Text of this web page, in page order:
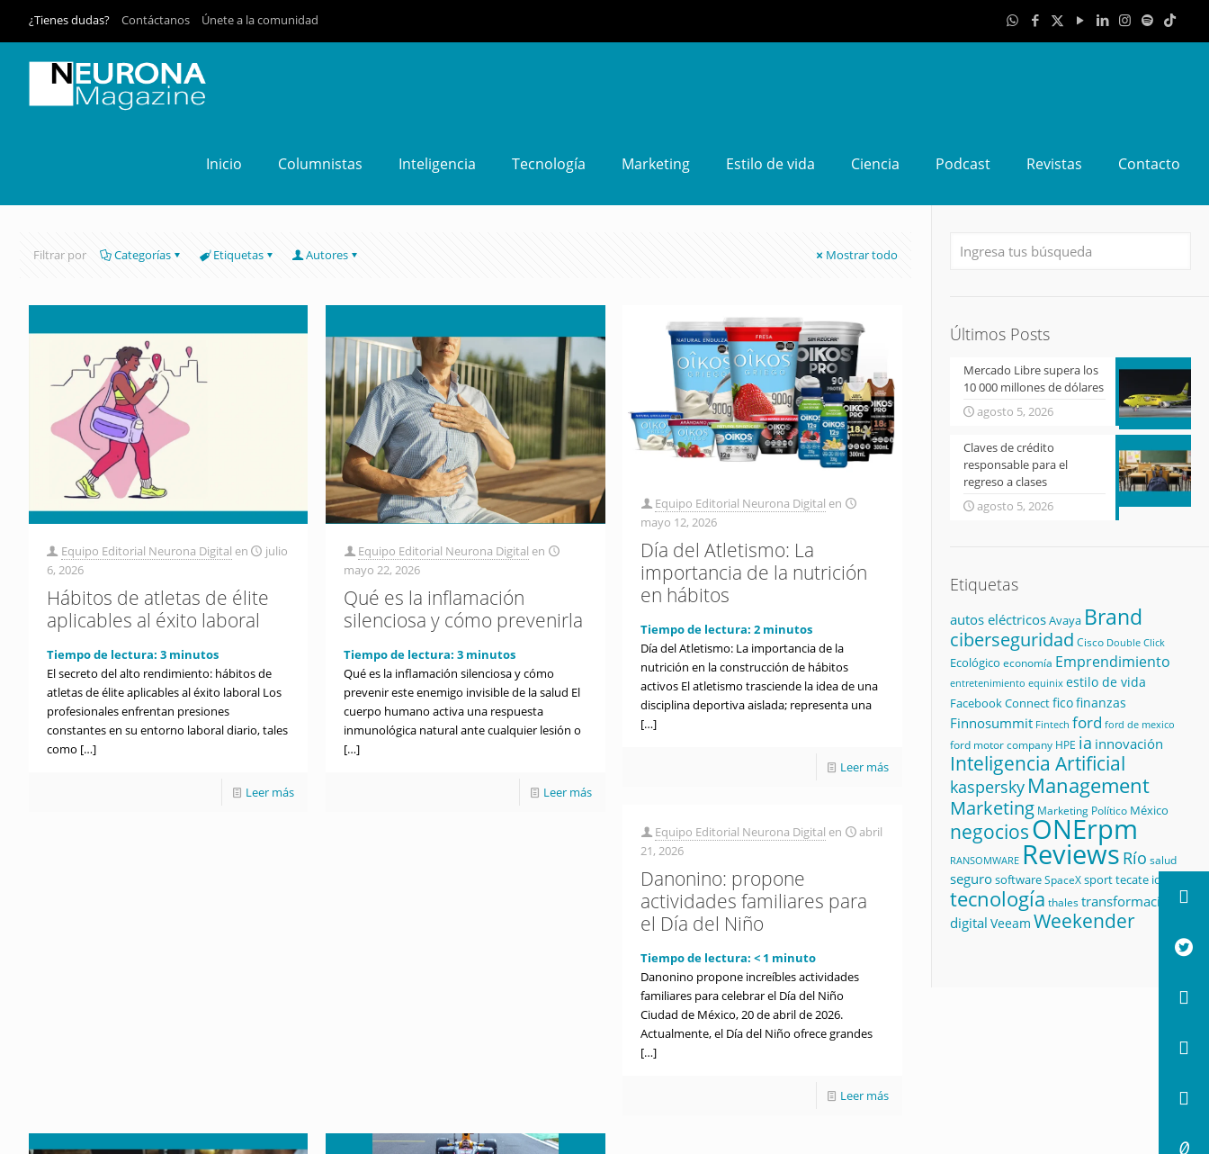
¿Tienes dudas? Contáctanos Únete a la comunidad
Inicio Columnistas Inteligencia Tecnología Marketing Estilo de vida Ciencia Podcast Revistas Contacto
Filtrar por Categorías Etiquetas Autores Mostrar todo
Equipo Editorial Neurona Digital en
julio
6, 2026
Hábitos de atletas de élite
aplicables al éxito laboral
Tiempo de lectura: 3 minutos
El secreto del alto rendimiento: hábitos de
atletas de élite aplicables al éxito laboral Los
profesionales enfrentan presiones
constantes en su entorno laboral diario, tales
como […]
Leer más
Equipo Editorial Neurona Digital en
mayo 22, 2026
Qué es la inflamación
silenciosa y cómo prevenirla
Tiempo de lectura:3 minutos
Qué es la inflamación silenciosa y cómo
prevenir este enemigo invisible de la salud El
cuerpo humano activa una respuesta
inmunológica natural ante cualquier lesión o
[…]
Leer más
Equipo Editorial Neurona Digital en
mayo 12, 2026
Día del Atletismo: La
importancia de la nutrición
en hábitos
Tiempo de lectura:2 minutos
Día del Atletismo: La importancia de la
nutrición en la construcción de hábitos
activos El atletismo trasciende la idea de una
disciplina deportiva aislada; representa una
[…]
Leer más
Equipo Editorial Neurona Digital en
abril
21, 2026
Danonino: propone
actividades familiares para
el Día del Niño
Tiempo de lectura:< 1 minuto
Danonino propone increíbles actividades
familiares para celebrar el Día del Niño
Ciudad de México, 20 de abril de 2026.
Actualmente, el Día del Niño ofrece grandes
[…]
Leer más
Últimos Posts
Mercado Libre supera los
10 000 millones de dólares
agosto 5, 2026
Claves de crédito
responsable para el
regreso a clases
agosto 5, 2026
Etiquetas
autos eléctricosAvaya Brand
ciberseguridad Cisco Double Click
Ecológico economía Emprendimiento
entretenimiento equinix estilo de vida
Facebook Connectficofinanzas
Finnosummit Fintech ford ford de mexico
ford motor company HPE ia innovación
Inteligencia Artificial
kaspersky Management
Marketing Marketing Político México
negociosONErpm
RANSOMWARE Reviews Río salud
segurosoftwareSpaceXsporttecate id
tecnología thalestransformación
digital Veeam Weekender